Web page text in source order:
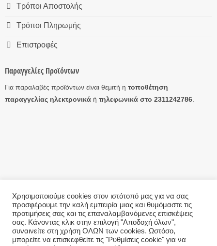
Τρόποι Αποστολής
Τρόποι Πληρωμής
Επιστροφές
Παραγγελίες Προϊόντων
Για παραλαβές προϊόντων είναι θεμιτή η τοποθέτηση
παραγγελίας ηλεκτρονικάή τηλεφωνικά στο 2311242786.
Η ΕΤΑΙΡΊΑ ΤΡΌΠΟΙ ΑΠΟΣΤΟΛΉΣ
ΤΡΌΠΟΙ ΠΛΗΡΩΜΉΣ
ΕΠΙΣΤΡΟΦΈΣ
ΕΠΙΚΟΙΝΩΝΊΑ ΌΡΟΙ ΧΡΉΣΗΣ – GDPR
Copyright 2026 ©eAntallaktika.gr
Χρησιμοποιούμε cookies στον ιστότοπό μας για να σας
προσφέρουμε την καλή εμπειρία μιας και θυμόμαστε τις
προτιμήσεις σας και τις επαναλαμβανόμενες επισκέψεις
σας. Κάνοντας κλικ στην επιλογή "Αποδοχή όλων",
συναινείτε στη χρήση ΟΛΩΝ των cookies. Ωστόσο,
μπορείτε να επισκεφθείτε τις "Ρυθμίσεις cookie" για να
This site uses cookies to offer you a better browsing
experience. By browsing this website, you agree to our use